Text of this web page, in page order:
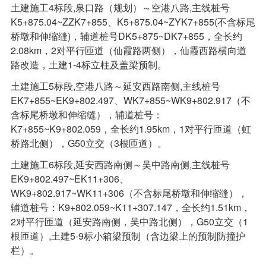
土建施工4标段,泉口路（规划）～空港八路,主线桩号
K5+875.04~ZZK7+855、K5+875.04~ZYK7+855(不含标尾
桥墩和伸缩缝)，辅道桩号DK5+875~DK7+855，全长约
2.08km，2对平行匝道（仙霞路两侧），仙霞西路横向道
路改造，土建1-4标立柱及盖梁预制。
土建施工5标段,空港八路～延安西路南侧,主线桩号
EK7+855~EK9+802.497、WK7+855~WK9+802.917（不
含标尾桥墩和伸缩缝），辅道桩号：
K7+855~K9+802.059，全长约1.95km，1对平行匝道（虹
桥路北侧），G50立交（3根匝道）。
土建施工6标段,延安西路南侧～吴中路南侧,主线桩号
EK9+802.497~EK11+306、
WK9+802.917~WK11+306（不含标尾桥墩和伸缩缝），
辅道桩号：K9+802.059~K11+307.147，全长约1.51km，
2对平行匝道（延安路南侧，吴中路北侧），G50立交（1
根匝道）,土建5-9标小箱梁预制（含边梁上的预制防撞护
栏）。